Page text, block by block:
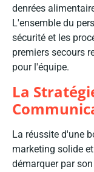
denrées
L'ensemble du
sécurité et les
premiers secours
pour l'équipe.
La
La réussite d'une
marketing solide
démarquer par